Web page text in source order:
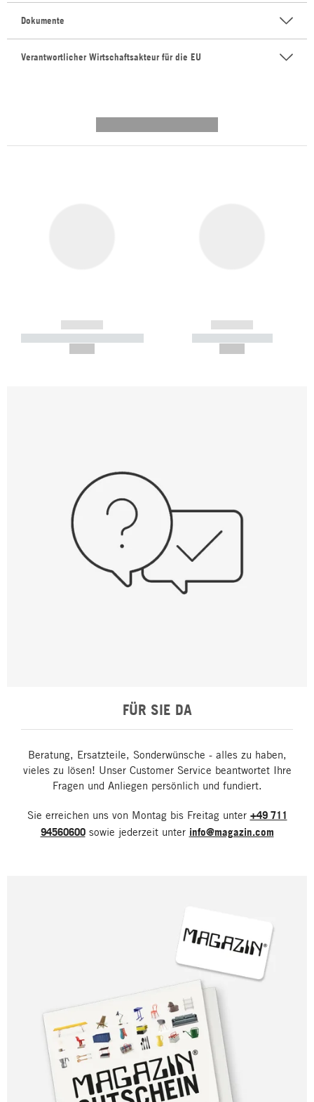
Dokumente
Verantwortlicher Wirtschaftsakteur für die EU
------------
----------- ----------- -----------
------------
----------- -----------
FÜR SIE DA
Beratung, Ersatzteile, Sonderwünsche - alles zu haben,
vieles zu lösen! Unser Customer Service beantwortet Ihre
Fragen und Anliegen persönlich und fundiert.
Sie erreichen uns von Montag bis Freitag unter +49 711
94560600sowie jederzeit unter info@magazin.com